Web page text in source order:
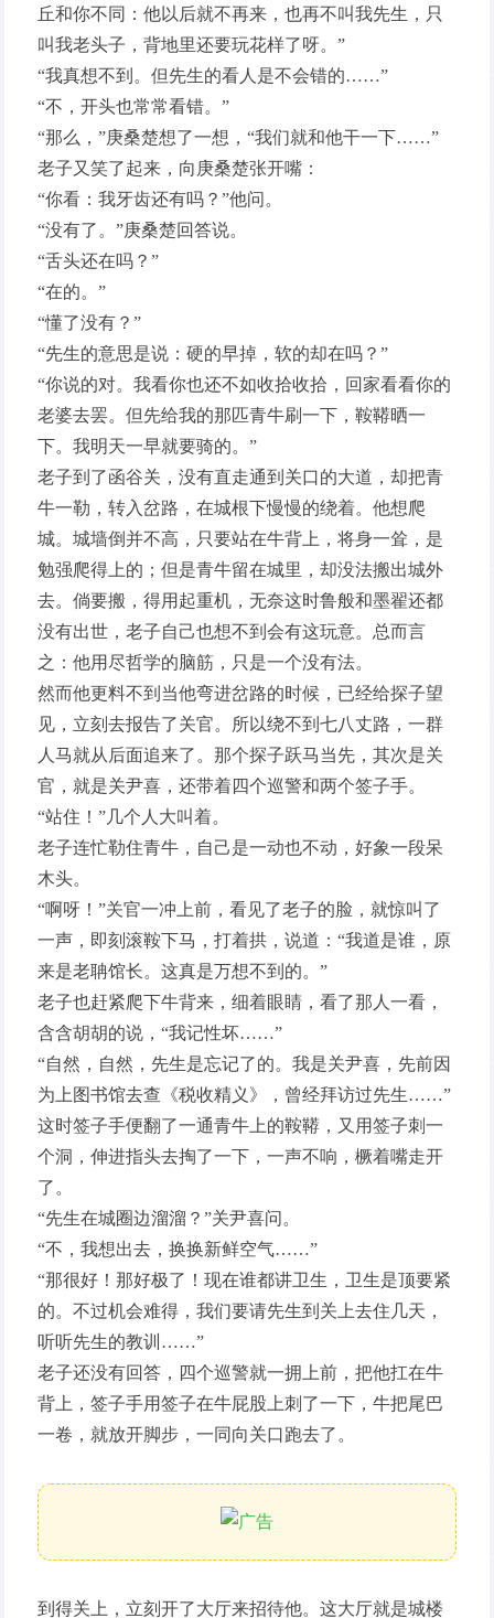
丘和你不同：他以后就不再来，也再不叫我先生，只
叫我老头子，背地里还要玩花样了呀。”
“我真想不到。但先生的看人是不会错的……”
“不，开头也常常看错。”
“那么，”庚桑楚想了一想，“我们就和他干一下……”
老子又笑了起来，向庚桑楚张开嘴：
“你看：我牙齿还有吗？”他问。
“没有了。”庚桑楚回答说。
“舌头还在吗？”
“在的。”
“懂了没有？”
“先生的意思是说：硬的早掉，软的却在吗？”
“你说的对。我看你也还不如收拾收拾，回家看看你的
老婆去罢。但先给我的那匹青牛刷一下，鞍鞯晒一
下。我明天一早就要骑的。”
老子到了函谷关，没有直走通到关口的大道，却把青
牛一勒，转入岔路，在城根下慢慢的绕着。他想爬
城。城墙倒并不高，只要站在牛背上，将身一耸，是
勉强爬得上的；但是青牛留在城里，却没法搬出城外
去。倘要搬，得用起重机，无奈这时鲁般和墨翟还都
没有出世，老子自己也想不到会有这玩意。总而言
之：他用尽哲学的脑筋，只是一个没有法。
然而他更料不到当他弯进岔路的时候，已经给探子望
见，立刻去报告了关官。所以绕不到七八丈路，一群
人马就从后面追来了。那个探子跃马当先，其次是关
官，就是关尹喜，还带着四个巡警和两个签子手。
“站住！”几个人大叫着。
老子连忙勒住青牛，自己是一动也不动，好象一段呆
木头。
“啊呀！”关官一冲上前，看见了老子的脸，就惊叫了
一声，即刻滚鞍下马，打着拱，说道：“我道是谁，原
来是老聃馆长。这真是万想不到的。”
老子也赶紧爬下牛背来，细着眼睛，看了那人一看，
含含胡胡的说，“我记性坏……”
“自然，自然，先生是忘记了的。我是关尹喜，先前因
为上图书馆去查《税收精义》，曾经拜访过先生……”
这时签子手便翻了一通青牛上的鞍鞯，又用签子刺一
个洞，伸进指头去掏了一下，一声不响，橛着嘴走开
了。
“先生在城圈边溜溜？”关尹喜问。
“不，我想出去，换换新鲜空气……”
“那很好！那好极了！现在谁都讲卫生，卫生是顶要紧
的。不过机会难得，我们要请先生到关上去住几天，
听听先生的教训……”
老子还没有回答，四个巡警就一拥上前，把他扛在牛
背上，签子手用签子在牛屁股上刺了一下，牛把尾巴
一卷，就放开脚步，一同向关口跑去了。
到得关上，立刻开了大厅来招待他。这大厅就是城楼